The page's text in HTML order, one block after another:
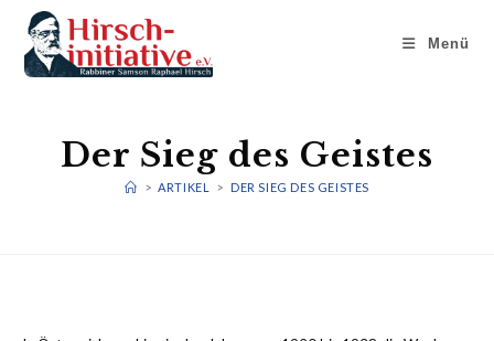
Inhalt
springen
Menü
Der Sieg des Geistes
> ARTIKEL > DER SIEG DES GEISTES